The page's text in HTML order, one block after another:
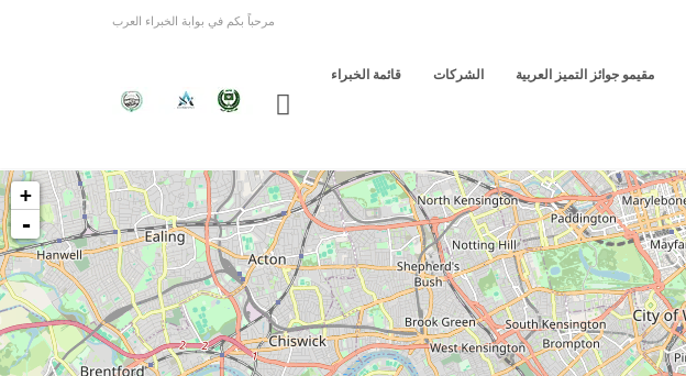
مرحباً بكم في بوابة الخبراء العرب
قائمة الخبراء الشركات مقيمو جوائز التميز العربية
+
-